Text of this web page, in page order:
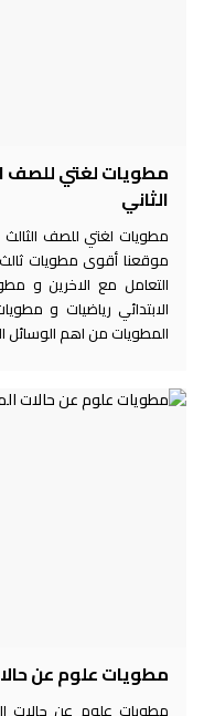
مطويات لغتي للصف
الثاني
مطويات لغتي للصف الثالث
موقعنا أقوى مطويات ثالث
التعامل مع الاخرين و
الابتدائي رياضيات و
المطويات من اهم الوسائل
مطويات علوم عن
مطويات علوم عن حالات